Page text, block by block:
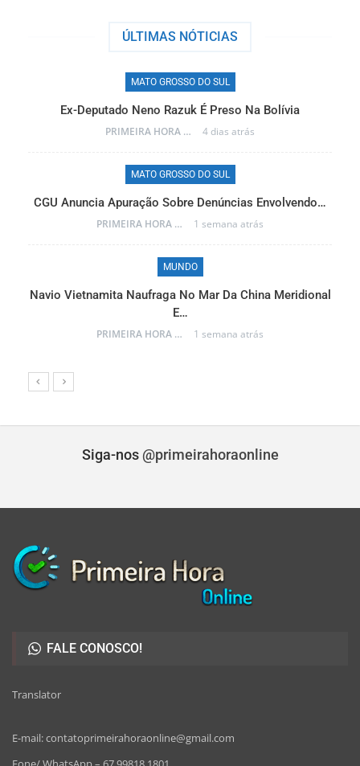
ÚLTIMAS NÓTICIAS
MATO GROSSO DO SUL
Ex-Deputado Neno Razuk É Preso Na Bolívia
PRIMEIRA HORA ONLINE 4 dias atrás
MATO GROSSO DO SUL
CGU Anuncia Apuração Sobre Denúncias Envolvendo…
PRIMEIRA HORA ONLINE 1 semana atrás
MUNDO
Navio Vietnamita Naufraga No Mar Da China Meridional
E…
PRIMEIRA HORA ONLINE 1 semana atrás
Siga-nos @primeirahoraonline
FALE CONOSCO!
Translator
E-mail: contatoprimeirahoraonline@gmail.com